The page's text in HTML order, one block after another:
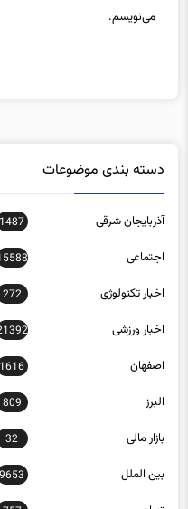
آذربایجان شرقی
اجتماعی
اخبار تکنولوژی 272
اخبار ورزشی
اصفهان 1616
البرز 809
بازار مالی 32
بین الملل 9653
تهران 757